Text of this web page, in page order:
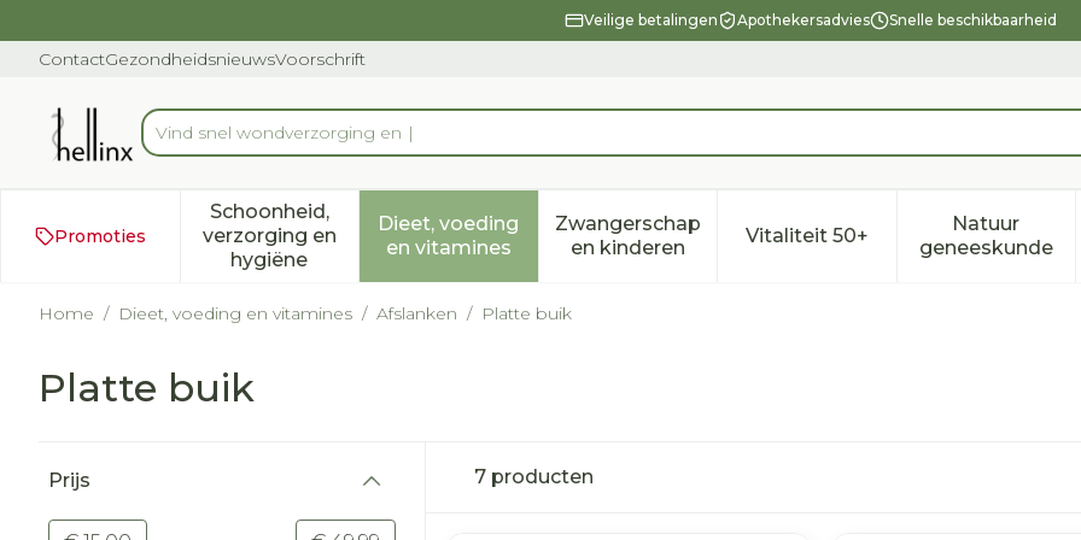
Veilige betalingen Apothekersadvies Snelle beschikbaarheid
ContactGezondheidsnieuwsVoorschrift
Product, merk, categorie...
Vind s
Promoties
Schoonheid,
verzorging en
hygiëne
Toon submenu voor Schoonheid, verzorging en hygiëne categorie
Dieet, voeding
en vitaminesToon submenu voor Dieet, voeding en vitamines categorie
Zwangerschap
en kinderenToon submenu voor Zwangerschap en
Vitaliteit 50+Toon submenu voor
Natuur
geneeskunde
Toon
Home / Dieet, voeding en vitamines / Afslanken / Platte buik
Platte buik
Prijs
7 producten